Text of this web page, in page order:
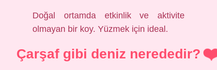
Doğal ortamda etkinlik ve aktivite
olmayan bir koy. Yüzmek için ideal.
Çarşaf gibi deniz nerededir?